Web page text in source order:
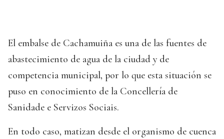
El embalse de Cachamuiña es una de las fuentes de
abastecimiento de agua de la ciudad y de
competencia municipal, por lo que esta situación se
puso en conocimiento de la Concellería de
Sanidade e Servizos Sociais.
En todo caso, matizan desde el organismo de cuenca